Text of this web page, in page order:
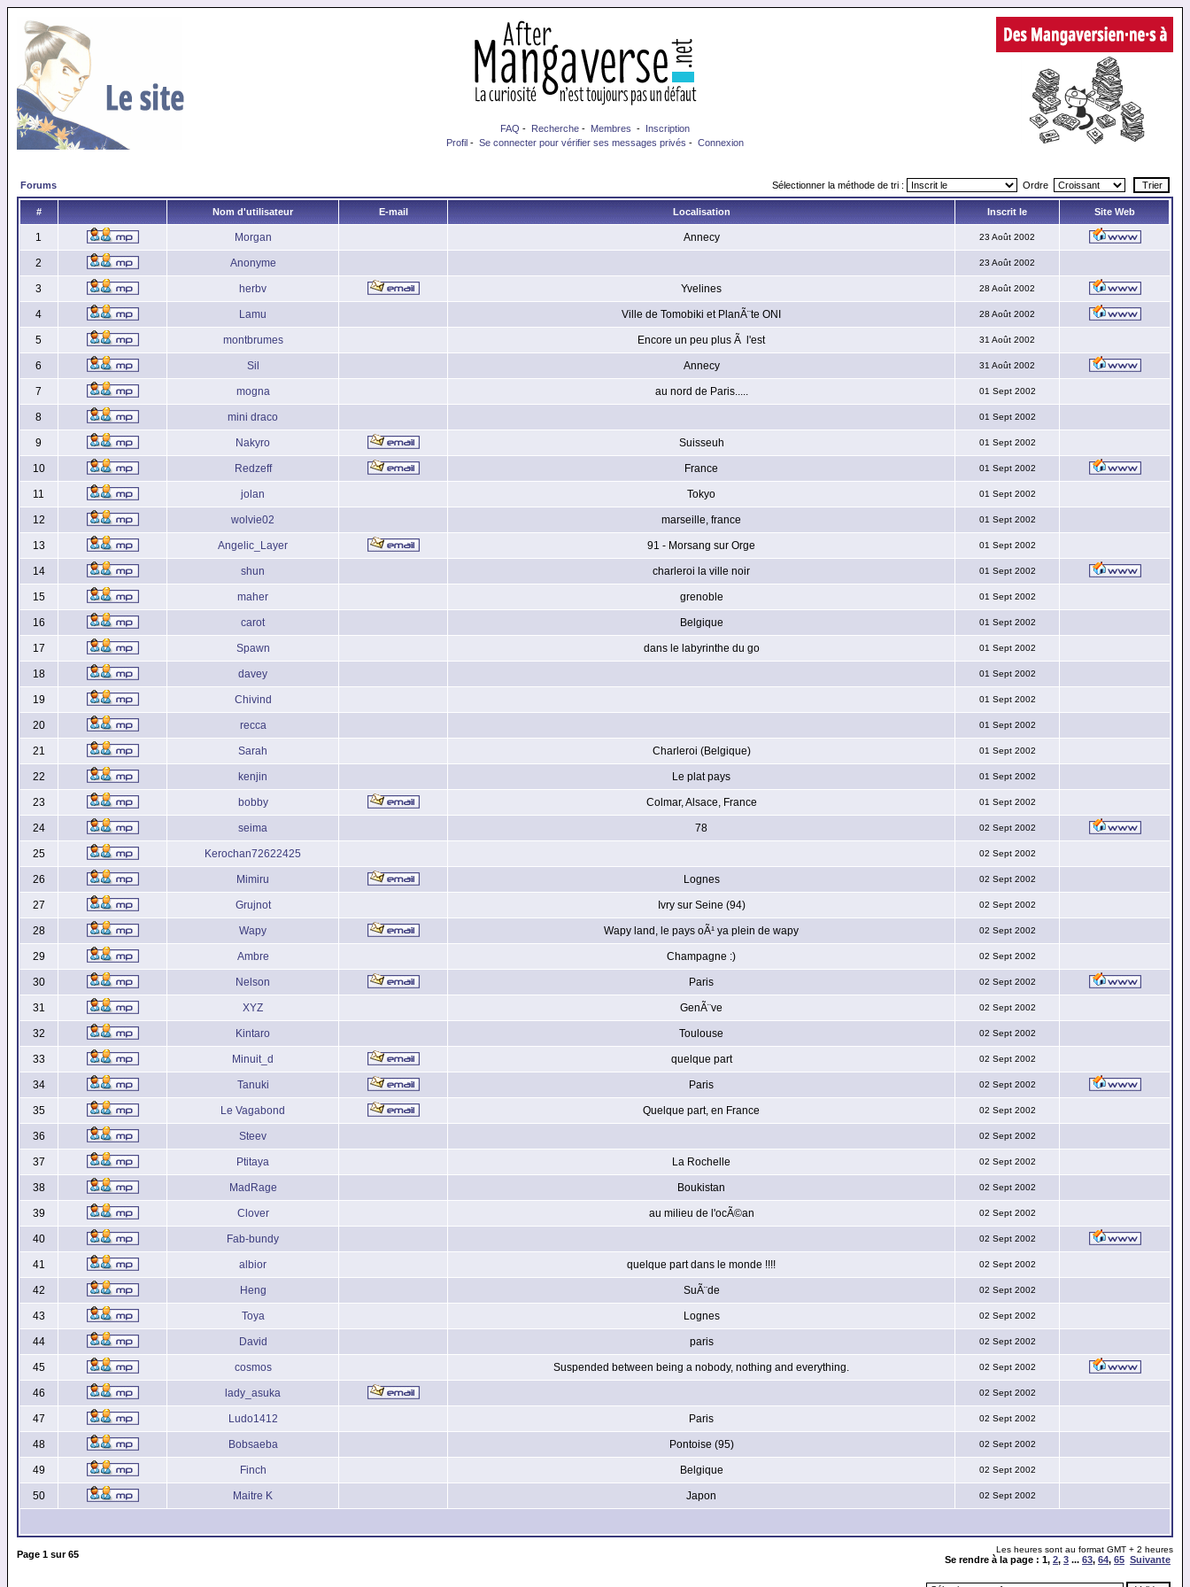
FAQ - Recherche - Membres - Inscription
Profil - Se connecter pour vérifier ses messages privés - Connexion
Forums Sélectionner la méthode de tri : Ordre
# Nom d'utilisateur E-mail Localisation Inscrit le Site Web
1 Morgan Annecy 23 Août 2002
2 Anonyme 23 Août 2002
3 herbv Yvelines 28 Août 2002
4 Lamu Ville de Tomobiki et PlanÃ¨te ONI 28 Août 2002
5 montbrumes Encore un peu plus Ã l'est 31 Août 2002
6 Sil Annecy 31 Août 2002
7 mogna au nord de Paris..... 01 Sept 2002
8 mini draco 01 Sept 2002
9 Nakyro Suisseuh 01 Sept 2002
10 Redzeff France 01 Sept 2002
11 jolan Tokyo 01 Sept 2002
12 wolvie02 marseille, france 01 Sept 2002
13 Angelic_Layer 91 - Morsang sur Orge 01 Sept 2002
14 shun charleroi la ville noir 01 Sept 2002
15 maher grenoble 01 Sept 2002
16 carot Belgique 01 Sept 2002
17 Spawn dans le labyrinthe du go 01 Sept 2002
18 davey 01 Sept 2002
19 Chivind 01 Sept 2002
20 recca 01 Sept 2002
21 Sarah Charleroi (Belgique) 01 Sept 2002
22 kenjin Le plat pays 01 Sept 2002
23 bobby Colmar, Alsace, France 01 Sept 2002
24 seima 78 02 Sept 2002
25 Kerochan72622425 02 Sept 2002
26 Mimiru Lognes 02 Sept 2002
27 Grujnot Ivry sur Seine (94) 02 Sept 2002
28 Wapy Wapy land, le pays oÃ¹ ya plein de wapy 02 Sept 2002
29 Ambre Champagne :) 02 Sept 2002
30 Nelson Paris 02 Sept 2002
31 XYZ GenÃ¨ve 02 Sept 2002
32 Kintaro Toulouse 02 Sept 2002
33 Minuit_d quelque part 02 Sept 2002
34 Tanuki Paris 02 Sept 2002
35 Le Vagabond Quelque part, en France 02 Sept 2002
36 Steev 02 Sept 2002
37 Ptitaya La Rochelle 02 Sept 2002
38 MadRage Boukistan 02 Sept 2002
39 Clover au milieu de l'ocÃ©an 02 Sept 2002
40 Fab-bundy 02 Sept 2002
41 albior quelque part dans le monde !!!! 02 Sept 2002
42 Heng SuÃ¨de 02 Sept 2002
43 Toya Lognes 02 Sept 2002
44 David paris 02 Sept 2002
45 cosmos Suspended between being a nobody, nothing and everything. 02 Sept 2002
46 lady_asuka 02 Sept 2002
47 Ludo1412 Paris 02 Sept 2002
48 Bobsaeba Pontoise (95) 02 Sept 2002
49 Finch Belgique 02 Sept 2002
50 Maitre K Japon 02 Sept 2002
Page 1 sur65 Les heures sont au format GMT + 2 heures
Se rendre à la page : 1, 2, 3 ... 63, 64, 65 Suivante